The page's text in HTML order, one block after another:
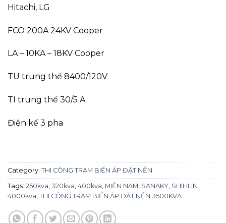
Hitachi, LG
FCO 200A 24KV Cooper
LA – 10KA – 18KV Cooper
TU trung thế 8400/120V
TI trung thế 30/5 A
Điện kế 3 pha
Category: THI CÔNG TRẠM BIẾN ÁP ĐẶT NỀN
Tags: 250kva, 320kva, 400kva, MIỀN NAM, SANAKY, SHIHLIN
4000kva, THI CÔNG TRẠM BIẾN ÁP ĐẶT NỀN 3500KVA